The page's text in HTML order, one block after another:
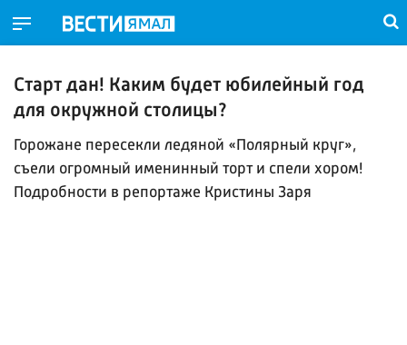
Старт дан! Каким будет юбилейный год
для окружной столицы?
Горожане пересекли ледяной «Полярный круг»,
съели огромный именинный торт и спели хором!
Подробности в репортаже Кристины Заря